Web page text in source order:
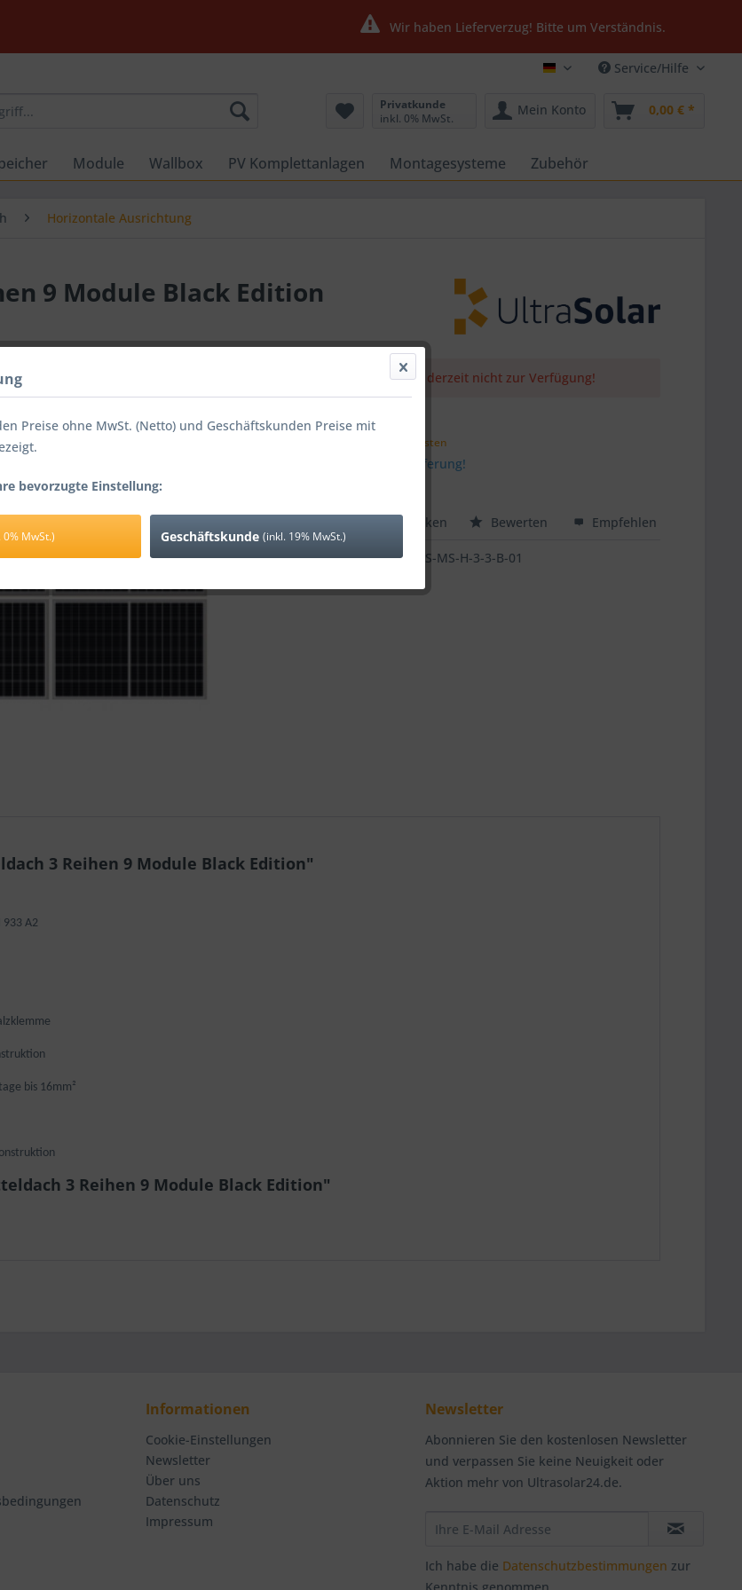
Wir haben Lieferverzug! Bitte um Verständnis.
Ultrasolar24.deService/Hilfe
Privatkunde
inkl. 0% MwSt.
Mein Konto 0,00 € *
Module Wallbox PV Komplettanlagen Montagesysteme Zubehör
Horizontale Ausrichtung
9 Module Black Edition
Dieser Artikel steht derzeit nicht zur Verfügung!
449,00 € *
zzgl. Versandkosten
Versandkostenfreie Lieferung!
Merken Bewerten Empfehlen
Artikel-Nr.: US-MS-H-3-3-B-01
3 Reihen 9 Module Black Edition"
A2
bis 16mm²
3 Reihen 9 Module Black Edition"
Informationen
Cookie-Einstellungen
Newsletter
Über uns
Datenschutz
Impressum
Newsletter
Abonnieren Sie den kostenlosen Newsletter
und verpassen Sie keine Neuigkeit oder
Aktion mehr von Ultrasolar24.de.
Ich habe die Datenschutzbestimmungen zur
Preise ohne MwSt. (Netto) und Geschäftskunden Preise mit
bevorzugte Einstellung:
0% MwSt.) Geschäftskunde (inkl. 19% MwSt.)